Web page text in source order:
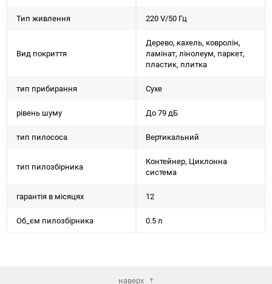
Тип живлення 220 V/50 Гц
Вид покриття
Дерево, кахель, ковролін,
ламінат, лінолеум, паркет,
пластик, плитка
тип прибирання Сухе
рівень шуму До 79 дБ
тип пилососа Вертикальний
тип пилозбірника
Контейнер, Циклонна
система
гарантія в місяцях 12
Об_єм пилозбірника 0.5 л
наверх